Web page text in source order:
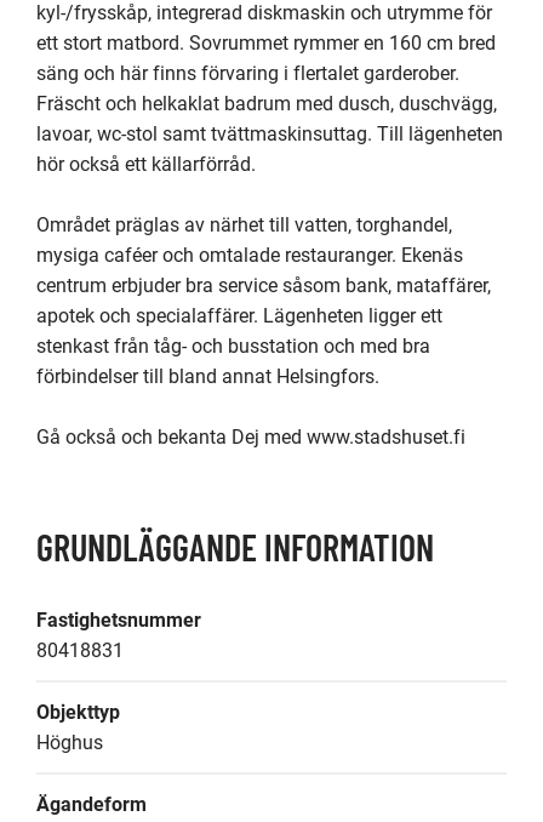
kyl-/frysskåp, integrerad diskmaskin och utrymme för
ett stort matbord. Sovrummet rymmer en 160 cm bred
säng och här finns förvaring i flertalet garderober.
Fräscht och helkaklat badrum med dusch, duschvägg,
lavoar, wc-stol samt tvättmaskinsuttag. Till lägenheten
hör också ett källarförråd.
Området präglas av närhet till vatten, torghandel,
mysiga caféer och omtalade restauranger. Ekenäs
centrum erbjuder bra service såsom bank, mataffärer,
apotek och specialaffärer. Lägenheten ligger ett
stenkast från tåg- och busstation och med bra
förbindelser till bland annat Helsingfors.
Gå också och bekanta Dej med www.stadshuset.fi
GRUNDLÄGGANDE INFORMATION
Fastighetsnummer
80418831
Objekttyp
Höghus
Ägandeform